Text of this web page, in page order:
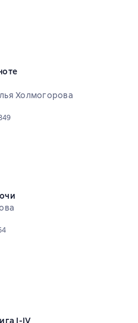
Холмогорова
4,8 на основе 11849 оценок
4,6 на основе 1864 оценок
I-IV